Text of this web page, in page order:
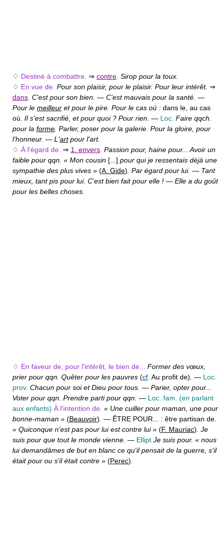
♢ Destiné à combattre. ⇒ contre. Sirop pour la toux.
♢ En vue de. Pour son plaisir, pour le plaisir. Pour leur intérêt. ⇒
dans. C'est pour son bien. — C'est mauvais pour la santé. —
Pour le meilleur et pour le pire. Pour le cas où : dans le, au cas
où. Il s'est sacrifié, et pour quoi ? Pour rien. — Loc. Faire qqch.
pour la forme. Parler, poser pour la galerie. Pour la gloire, pour
l'honneur. — L'artpour l'art.
♢ À l'égard de. ⇒ 1. envers. Passion pour, haine pour... Avoir un
faible pour qqn. « Mon cousin [...] pour qui je ressentais déjà une
sympathie des plus vives » (A. Gide). Par égard pour lui. — Tant
mieux, tant pis pour lui. C'est bien fait pour elle ! — Elle a du goût
pour les belles choses.
♢ En faveur de, pour l'intérêt, le bien de... Former des vœux,
prier pour qqn. Quêter pour les pauvres (cf. Au profit de). — Loc.
prov. Chacun pour soi et Dieu pour tous. — Parier, opter pour...
Voter pour qqn. Prendre parti pour qqn. — Loc. fam. (en parlant
aux enfants) À l'intention de. « Une cuiller pour maman, une pour
bonne-maman » (Beauvoir). — ÊTRE POUR... : être partisan de.
« Quiconque n'est pas pour lui est contre lui » (F. Mauriac). Je
suis pour que tout le monde vienne. — Ellipt Je suis pour. « nous
lui demandâmes de but en blanc ce qu'il pensait de la guerre, s'il
était pour ou s'il était contre » (Perec).